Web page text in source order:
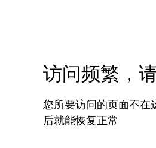
访问频繁，
您所要访问的页面不在
后就能恢复正常